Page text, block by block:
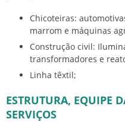
Chicoteiras:
marrom e máquinas
Construção civil:
transformadores e
Linha têxtil;
ESTRUTURA, EQUIPE
SERVIÇOS